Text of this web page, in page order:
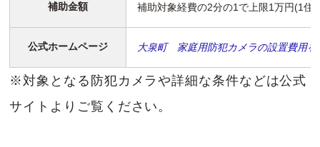
補助金額 補助対象経費の2分の1で上限1万円(1住
公式ホームページ 大泉町 家庭用防犯カメラの設置費用を
※対象となる防犯カメラや詳細な条件などは公式
サイトよりご覧ください。